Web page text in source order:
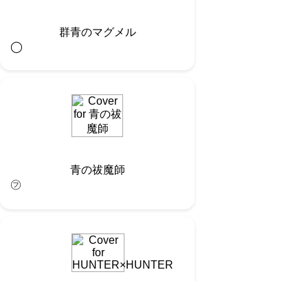
群青のマグメル
◯︎
青の祓魔師
㋫